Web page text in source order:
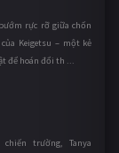
rực rỡ giữa chốn
Keigetsu – một kẻ
để hoán đổi th ...
trường, Tanya